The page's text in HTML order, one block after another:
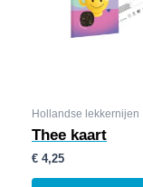
Hollandse lekkernijen
Thee kaart
€ 4,25